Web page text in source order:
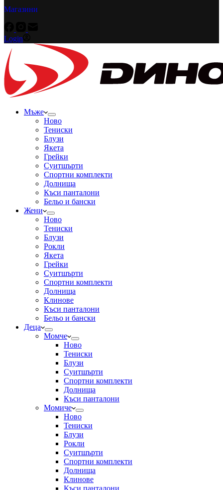
Магазини
Login
Мъже
Ново
Тениски
Блузи
Якета
Грейки
Суитшърти
Спортни комплекти
Долнища
Къси панталони
Бельо и бански
Жени
Ново
Тениски
Блузи
Рокли
Якета
Грейки
Суитшърти
Спортни комплекти
Долнища
Клинове
Къси панталони
Бельо и бански
Деца
Момче
Ново
Тениски
Блузи
Суитшърти
Спортни комплекти
Долнища
Къси панталони
Момиче
Ново
Тениски
Блузи
Рокли
Суитшърти
Спортни комплекти
Долнища
Клинове
Къси панталони